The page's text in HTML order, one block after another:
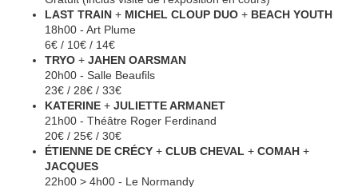
LAST TRAIN + MICHEL CLOUP DUO + BEACH YOUTH
18h00 - Art Plume
6€ / 10€ / 14€
TRYO + JAHEN OARSMAN
20h00 - Salle Beaufils
23€ / 28€ / 33€
KATERINE + JULIETTE ARMANET
21h00 - Théâtre Roger Ferdinand
20€ / 25€ / 30€
ÉTIENNE DE CRÉCY + CLUB CHEVAL + COMAH +
JACQUES
22h00 > 4h00 - Le Normandy